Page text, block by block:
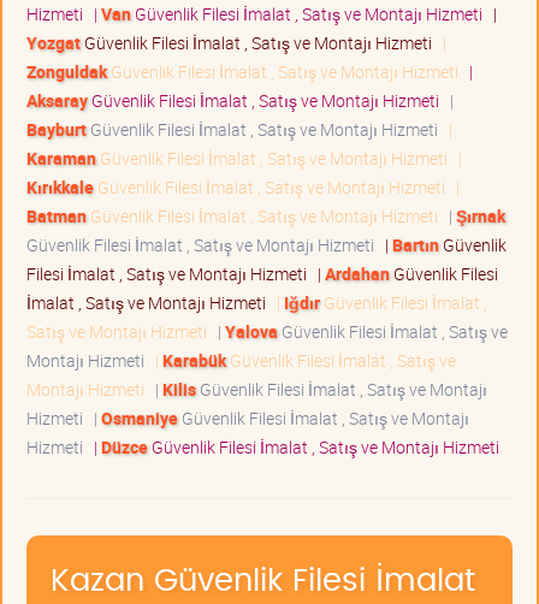
Hizmeti | VanGüvenlik Filesi İmalat , Satış ve Montajı Hizmeti |
YozgatGüvenlik Filesi İmalat , Satış ve Montajı Hizmeti |
ZonguldakGüvenlik Filesi İmalat , Satış ve Montajı Hizmeti |
AksarayGüvenlik Filesi İmalat , Satış ve Montajı Hizmeti |
BayburtGüvenlik Filesi İmalat , Satış ve Montajı Hizmeti |
KaramanGüvenlik Filesi İmalat , Satış ve Montajı Hizmeti |
KırıkkaleGüvenlik Filesi İmalat , Satış ve Montajı Hizmeti |
BatmanGüvenlik Filesi İmalat , Satış ve Montajı Hizmeti | Şırnak
Güvenlik Filesi İmalat , Satış ve Montajı Hizmeti | BartınGüvenlik
Filesi İmalat , Satış ve Montajı Hizmeti | ArdahanGüvenlik Filesi
İmalat , Satış ve Montajı Hizmeti | IğdırGüvenlik Filesi İmalat ,
Satış ve Montajı Hizmeti | Yalova Güvenlik Filesi İmalat , Satış ve
Montajı Hizmeti | KarabükGüvenlik Filesi İmalat , Satış ve
Montajı Hizmeti | KilisGüvenlik Filesi İmalat , Satış ve Montajı
Hizmeti | OsmaniyeGüvenlik Filesi İmalat , Satış ve Montajı
Hizmeti | DüzceGüvenlik Filesi İmalat , Satış ve Montajı Hizmeti
Kazan Güvenlik Filesi İmalat